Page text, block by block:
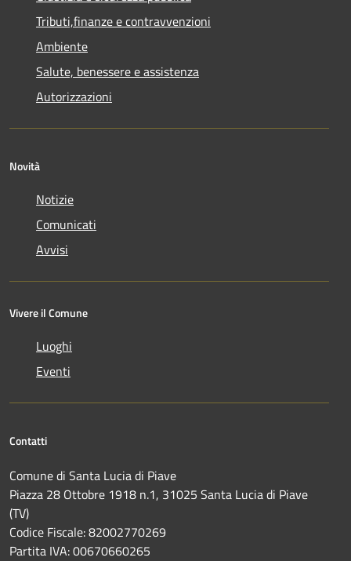
Tributi,finanze e contravvenzioni
Ambiente
Salute, benessere e assistenza
Autorizzazioni
Novità
Notizie
Comunicati
Avvisi
Vivere il Comune
Luoghi
Eventi
Contatti
Comune di Santa Lucia di Piave
Piazza 28 Ottobre 1918 n.1, 31025 Santa Lucia di Piave
(TV)
Codice Fiscale: 82002770269
Partita IVA: 00670660265